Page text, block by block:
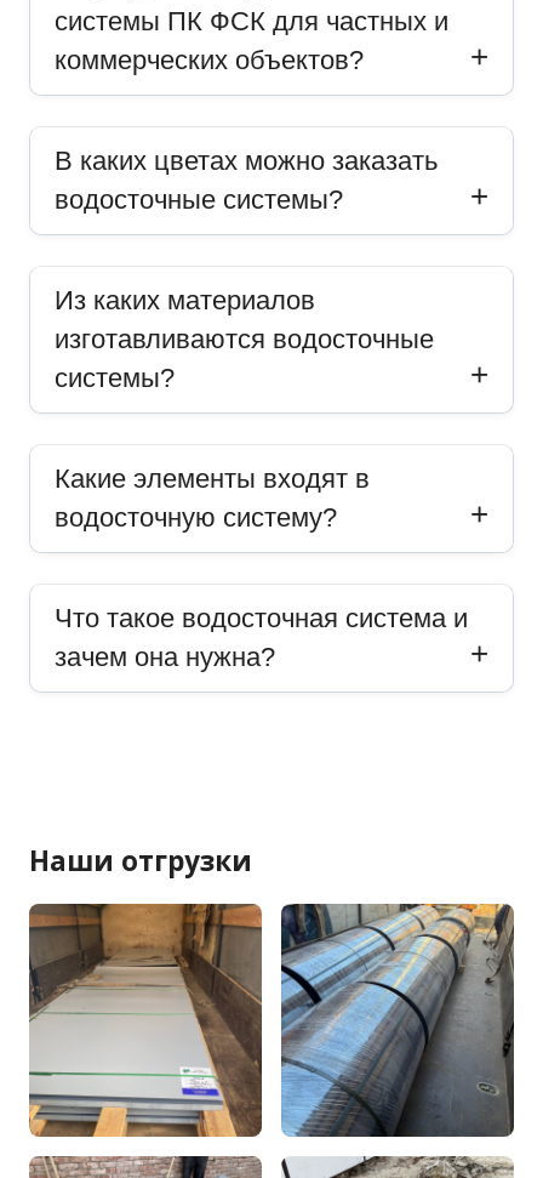
системы ПК ФСК для частных и
коммерческих объектов?
В каких цветах можно заказать
водосточные системы?
Из каких материалов
изготавливаются водосточные
системы?
Какие элементы входят в
водосточную систему?
Что такое водосточная система и
зачем она нужна?
Наши отгрузки